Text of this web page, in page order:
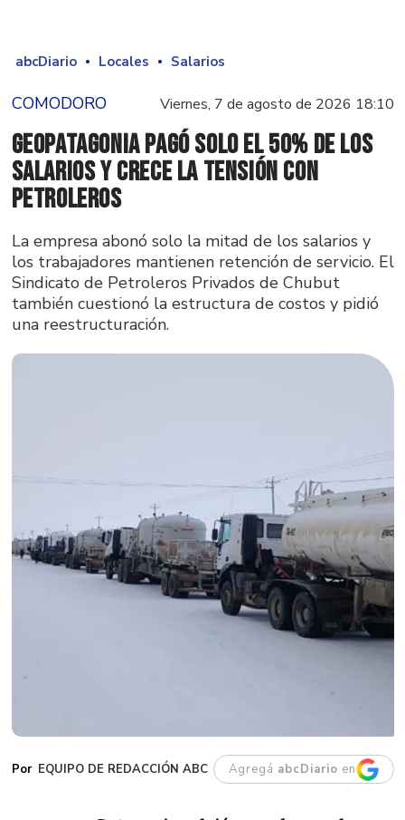
abcDiario Locales Salarios
COMODORO Viernes, 7 de agosto de 2026 18:10
GeoPatagonia pagó solo el 50% de los
salarios y crece la tensión con
Petroleros
La empresa abonó solo la mitad de los salarios y
los trabajadores mantienen retención de servicio. El
Sindicato de Petroleros Privados de Chubut
también cuestionó la estructura de costos y pidió
una reestructuración.
EQUIPO DE REDACCIÓN ABC Agregá abcDiario en